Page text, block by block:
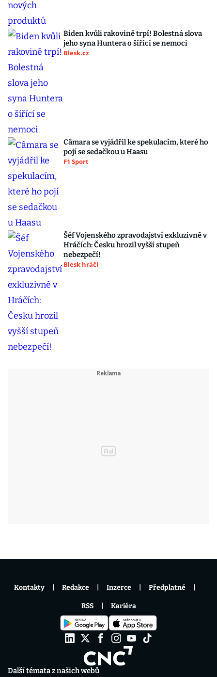
Biden kvůli rakovině trpí! Bolestná slova
jeho syna Huntera o šířící se nemoci
Blesk.cz
Câmara se vyjádřil ke spekulacím, které ho
pojí se sedačkou u Haasu
F1 Sport
Šéf Vojenského zpravodajství exkluzivně v
Hráčích: Česku hrozil vyšší stupeň
nebezpečí!
Blesk hráči
Další témata z našich webů
Kontakty Redakce Inzerce Předplatné
RSS Kariéra